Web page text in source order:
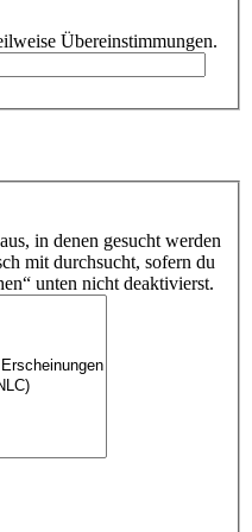
Übereinstimmungen.
in denen gesucht werden
mit durchsucht, sofern du
unten nicht deaktivierst.